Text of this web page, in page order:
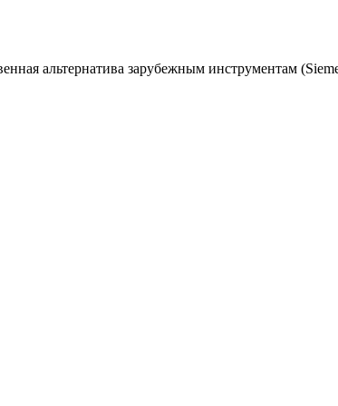
альтернатива зарубежным инструментам